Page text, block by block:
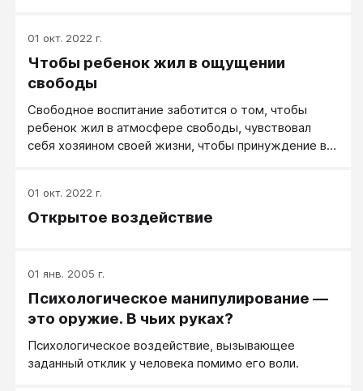
будет недоступен. Ваш слух работает отменно, и
вы всё прекрасно слышите, но слышать вы будете
только один из двух предложенных вариантов.
01 окт. 2022 г.
Чтобы ребенок жил в ощущении
свободы
Свободное воспитание заботится о том, чтобы
ребенок жил в атмосфере свободы, чувствовал
себя хозяином своей жизни, чтобы принуждение в
01 окт. 2022 г.
Открытое воздействие
01 янв. 2005 г.
Психологическое манипулирование —
это оружие. В чьих руках?
Психологическое воздействие, вызывающее
заданный отклик у человека помимо его воли.